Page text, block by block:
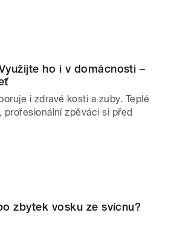
ho i v domácnosti –
i zdravé kosti a zuby. Teplé
profesionální zpěváci si před
zbytek vosku ze svícnu?